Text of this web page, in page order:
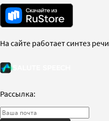
На сайте работает синтез речи
Рассылка: